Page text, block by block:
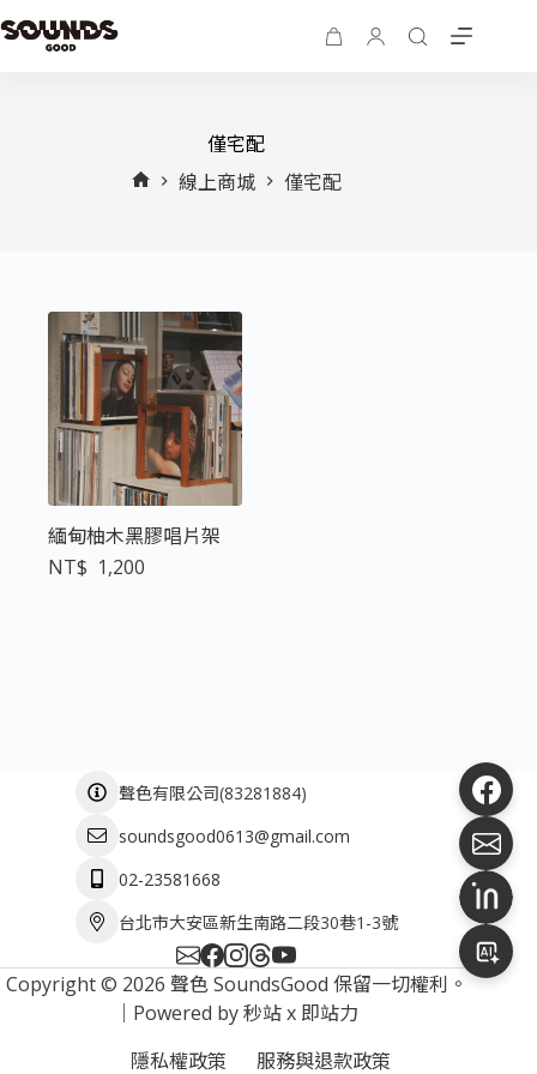
僅宅配
線上商城
僅宅配
緬甸柚木黑膠唱片架
NT$ 1,200
聲色有限公司(83281884)
soundsgood0613@gmail.com
02-23581668
台北市大安區新生南路二段30巷1-3號
Copyright © 2026 聲色 SoundsGood 保留一切權利。
｜Powered by秒站x 即站力
隱私權政策
服務與退款政策